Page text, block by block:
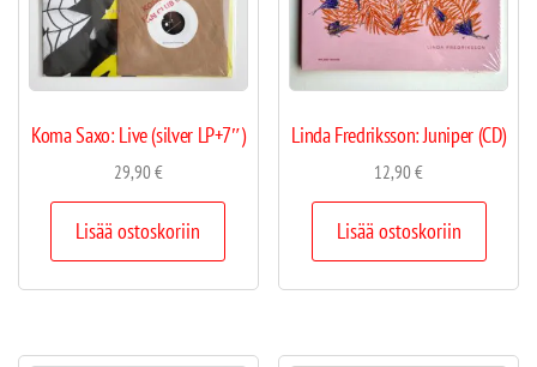
Koma Saxo: Live (silver LP+7″)
29,90€
Lisää ostoskoriin
Linda Fredriksson: Juniper (CD)
12,90€
Lisää ostoskoriin